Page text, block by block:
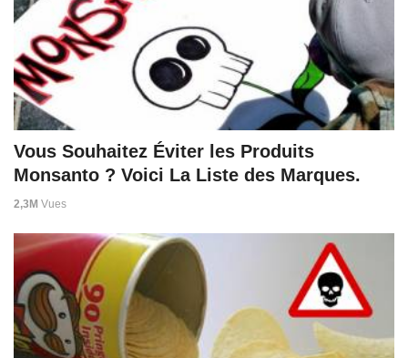
Vous Souhaitez Éviter les Produits
Monsanto ? Voici La Liste des Marques.
2,3M Vues